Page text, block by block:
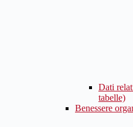
Dati
tabelle)
Benessere